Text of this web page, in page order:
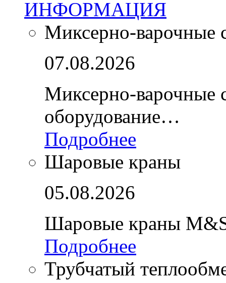
ИНФОРМАЦИЯ
Миксерно-варочные
07.08.2026
Миксерно-варочные
оборудование…
Подробнее
Шаровые краны
05.08.2026
Шаровые краны
Подробнее
Трубчатый